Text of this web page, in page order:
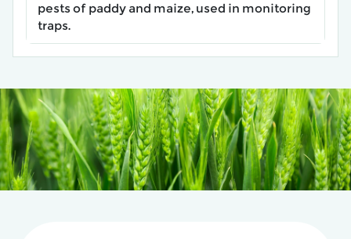
pests of paddy and maize, used in monitoring
traps.